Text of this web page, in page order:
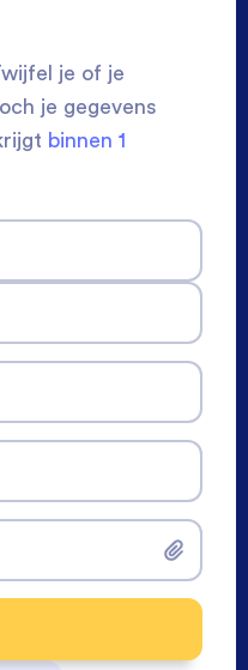
je of je
je gegevens
binnen 1